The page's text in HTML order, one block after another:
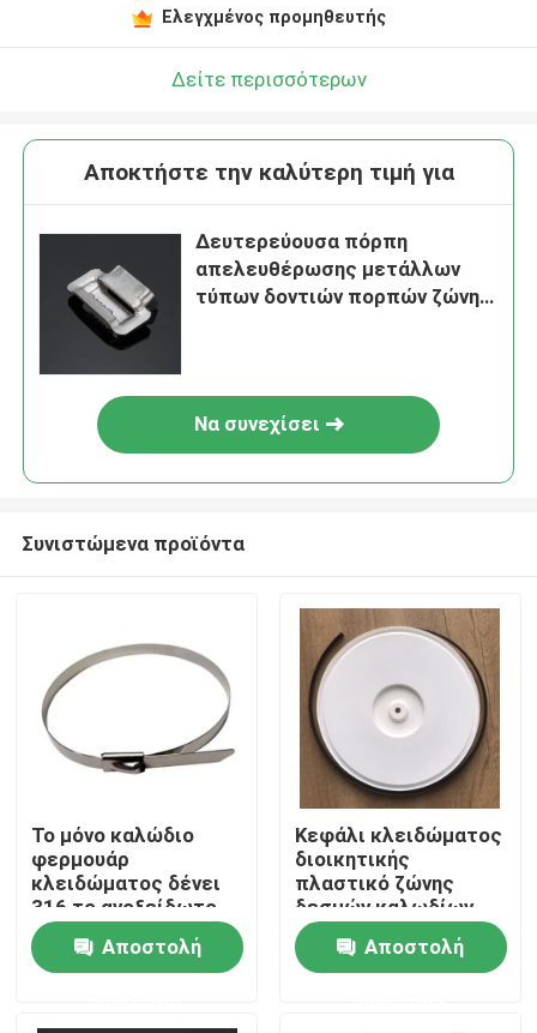
Αρχική Σελίδα
Προϊόντα
Βίντεο
Ελεγχμένος προμηθευτής
Δείτε περισσότερων
Αποκτήστε την καλύτερη τιμή για
Δευτερεύουσα πόρπη
απελευθέρωσης μετάλλων
τύπων δοντιών πορπών ζώνης
Να συνεχίσει
Συνιστώμενα προϊόντα
Το μόνο καλώδιο
φερμουάρ
κλειδώματος δένει
316 το ανοξείδωτο
7.9mm πλάτος
0.25mm πάχος
Αποστολή
Κεφάλι κλειδώματος
διοικητικής
πλαστικό ζώνης
δεσμών καλωδίων
καιρικής ανθεκτικό
ακετάληςΑποστολή